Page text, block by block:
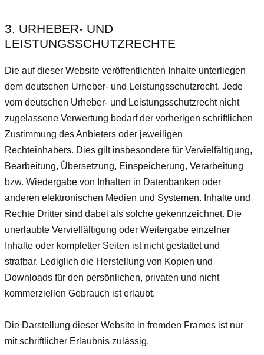
3. URHEBER- UND
LEISTUNGSSCHUTZRECHTE
Die auf dieser Website veröffentlichten Inhalte unterliegen
dem deutschen Urheber- und Leistungsschutzrecht. Jede
vom deutschen Urheber- und Leistungsschutzrecht nicht
zugelassene Verwertung bedarf der vorherigen schriftlichen
Zustimmung des Anbieters oder jeweiligen
Rechteinhabers. Dies gilt insbesondere für Vervielfältigung,
Bearbeitung, Übersetzung, Einspeicherung, Verarbeitung
bzw. Wiedergabe von Inhalten in Datenbanken oder
anderen elektronischen Medien und Systemen. Inhalte und
Rechte Dritter sind dabei als solche gekennzeichnet. Die
unerlaubte Vervielfältigung oder Weitergabe einzelner
Inhalte oder kompletter Seiten ist nicht gestattet und
strafbar. Lediglich die Herstellung von Kopien und
Downloads für den persönlichen, privaten und nicht
kommerziellen Gebrauch ist erlaubt.
Die Darstellung dieser Website in fremden Frames ist nur
mit schriftlicher Erlaubnis zulässig.